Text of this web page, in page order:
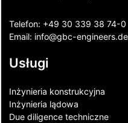
Telefon: +49 30 339 38 74-0
Email: info@gbc-engineers.de
Usługi
Inżynieria konstrukcyjna
Inżynieria lądowa
Due diligence techniczne